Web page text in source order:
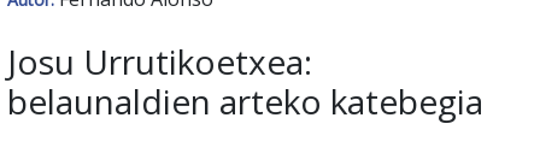
Josu Urrutikoetxea:
belaunaldien arteko katebegia